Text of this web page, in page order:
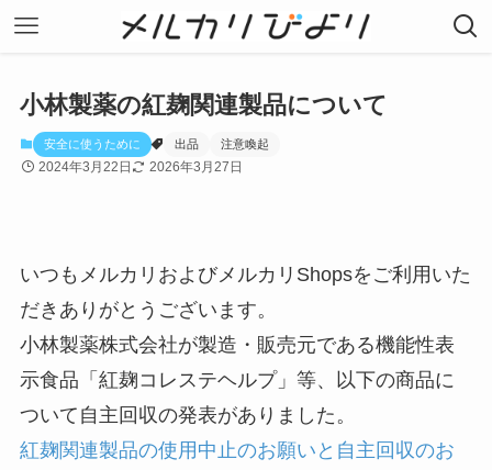
小林製薬の紅麹関連製品について
安全に使うために 出品 注意喚起
2024年3月22日 2026年3月27日
いつもメルカリおよびメルカリShopsをご利用いた
だきありがとうございます。
小林製薬株式会社が製造・販売元である機能性表
示食品「紅麹コレステヘルプ」等、以下の商品に
ついて自主回収の発表がありました。
紅麹関連製品の使用中止のお願いと自主回収のお